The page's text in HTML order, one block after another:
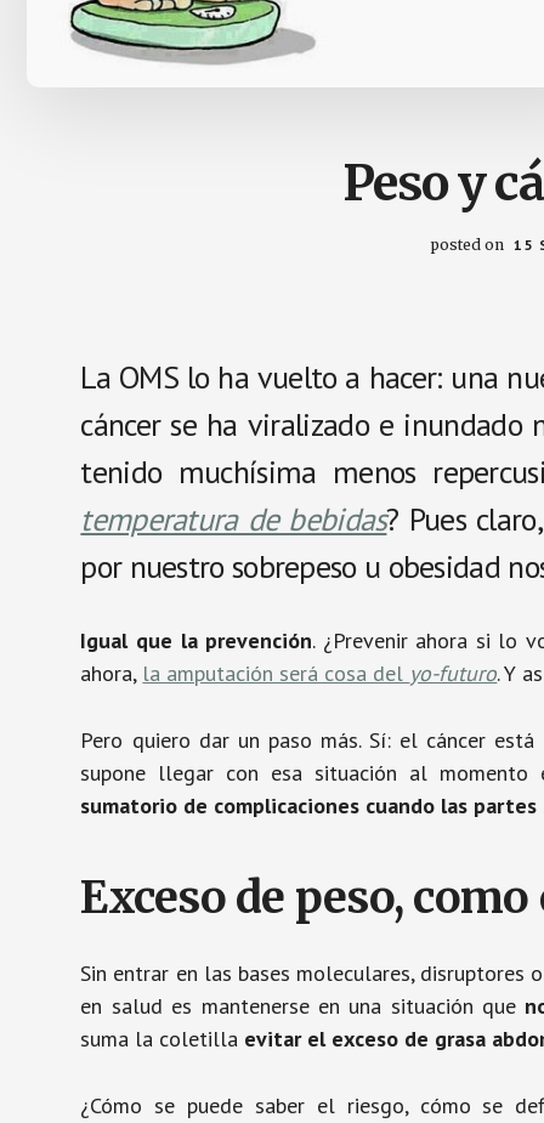
Peso y
posted on 15
La OMS lo ha vuelto a hacer: una
cáncer se ha viralizado e inundado
tenido muchísima menos
temperatura de bebidas? Pues
por nuestro sobrepeso u obesidad
Igual que la prevención. ¿Prevenir ahora si lo
ahora, la amputación será cosa del yo-futuro. Y
Pero quiero dar un paso más. Sí: el cáncer
supone llegar con esa situación al
sumatorio de complicaciones cuando las
Exceso de peso,
Sin entrar en las bases moleculares,
en salud es mantenerse en una situación que
suma la coletilla evitar el exceso de grasa
¿Cómo se puede saber el riesgo, cómo se